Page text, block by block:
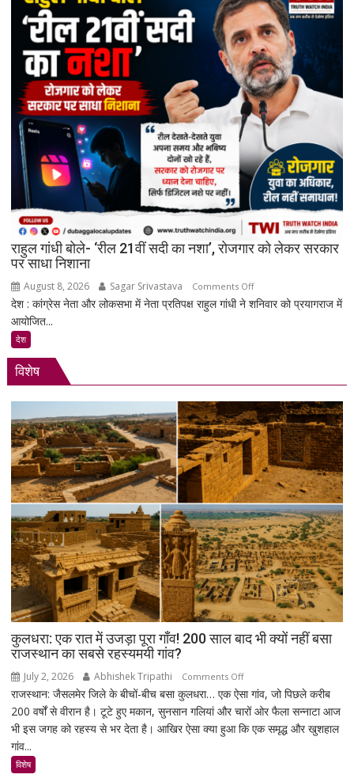
सुरक्षा
वापस
ले
सकती
है
सरकार:
रिकमेंडेशन
सिस्टम
और
पेड
प्रमोशन
से
जवाब
राहुल गांधी बोले- ‘रील 21वीं सदी का नशा’, रोजगार को लेकर सरकार
पर साधा निशाना
August 8, 2026 Sagar Srivastava Comments Offon
राहुल
का
नशा’,
रोजगार
को
लेकर
सरकार
पर
साधा
निशाना
देश : कांग्रेस नेता और लोकसभा में नेता प्रतिपक्ष राहुल गांधी ने शनिवार को प्रयागराज में
आयोजित...
देश
विशेष
कुलधरा: एक रात में उजड़ा पूरा गाँव! 200 साल बाद भी क्यों नहीं बसा
राजस्थान का सबसे रहस्यमयी गांव?
July 2, 2026 Abhishek Tripathi Comments Offon
कुलधरा:
एक
रात
राजस्थान: जैसलमेर जिले के बीचों-बीच बसा कुलधरा… एक ऐसा गांव, जो पिछले करीब
200 वर्षों से वीरान है। टूटे हुए मकान, सुनसान गलियां और चारों ओर फैला सन्नाटा आज
भी इस जगह को रहस्य से भर देता है। आखिर ऐसा क्या हुआ कि एक समृद्ध और खुशहाल
गांव...
विशेष